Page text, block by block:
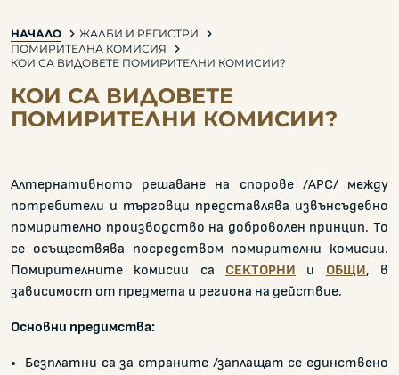
НАЧАЛО
ЖАЛБИ И РЕГИСТРИ
ПОМИРИТЕЛНА КОМИСИЯ
КОИ СА ВИДОВЕТЕ ПОМИРИТЕЛНИ КОМИСИИ?
КОИ СА ВИДОВЕТЕ
ПОМИРИТЕЛНИ КОМИСИИ?
Алтернативното решаване на спорове /АРС/ между
потребители и търговци представлява извънсъдебно
помирително производство на доброволен принцип. То
се осъществява посредством помирителни комисии.
Помирителните комисии са СЕКТОРНИ и ОБЩИ, в
зависимост от предмета и региона на действие.
Основни предимства:
Безплатни са за страните /заплащат се единствено